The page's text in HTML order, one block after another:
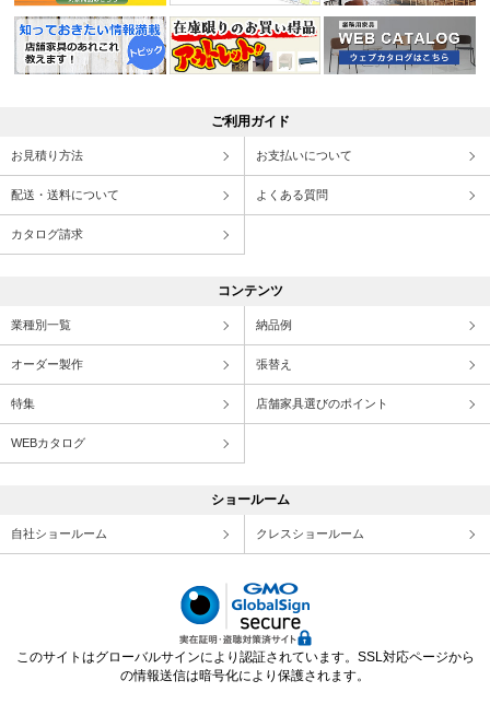
ご利用ガイド
お見積り方法 お支払いについて
配送・送料について よくある質問
カタログ請求
コンテンツ
業種別一覧 納品例
オーダー製作 張替え
特集 店舗家具選びのポイント
WEBカタログ
ショールーム
自社ショールーム クレスショールーム
このサイトはグローバルサインにより認証されています。SSL対応ページから
の情報送信は暗号化により保護されます。